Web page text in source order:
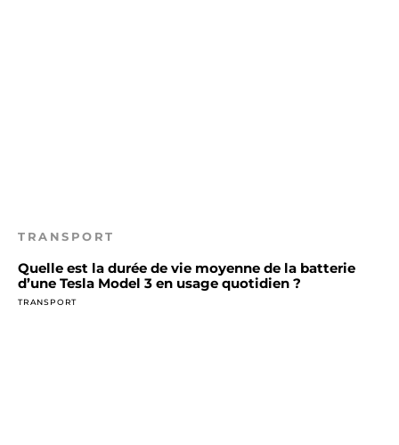
TRANSPORT
Quelle est la durée de vie moyenne de la batterie
d’une Tesla Model 3 en usage quotidien ?
TRANSPORT